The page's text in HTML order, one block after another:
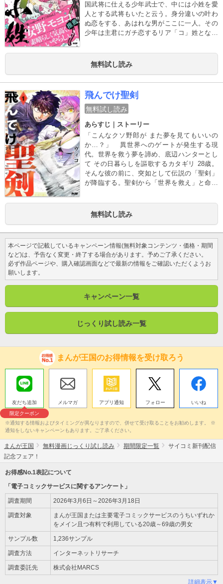
国武将に仕える少年武士で、中には小姓を愛
人とする武将もいたと云う。身分違いの叶わ
ぬ恋をする、あはれな男がここに一人。その
少年は主君にガチ恋するリア「コ」姓となっ
絶賛。鬼才・羽山まなぶ、衝撃のデビュー
作！
無料試し読み
飛んでけ聖剣
無料試し読み
あらすじ｜ストーリー
「こんなクソ野郎が また夢を見てもいいの
か…？」 異世界へのゲートが発生する現
代。世界を救う夢を諦め、底辺ハンターとし
て その日暮らしを謳歌するカタギリ 28歳。
そんな彼の前に、突如として伝説の「聖剣」
が降臨する。聖剣から「世界を救え」と命じ
体絶命の危機に陥り、ついに聖剣を――！？
ＦからＳＳＳ級へ！成り上がり超絶アクショ
ン 開幕の第１巻！
無料試し読み
本ページで記載しているキャンペーン情報(無料対象コンテンツ・価格・期間
など)は、予告なく変更・終了する場合があります。予めご了承ください。
必ず作品ページや、購入確認画面などで最新の情報をご確認いただくようお
願いします。
キャンペーン一覧
じっくり試し読み一覧
まんが王国のお得情報を受け取ろう
友だち追加
限定クーポン
メルマガ アプリ通知 フォロー いいね
※通知する情報およびタイミングが異なりますので、併せて受け取ることをお勧めします。 ※
通知をしないキャンペーンもあります。ご了承ください。
まんが王国 無料漫画じっくり試し読み 期間限定一覧
サイコミ新刊配信
記念フェア！
お得感No.1表記について
「電子コミックサービスに関するアンケート」
調査期間 2026年3月6日～2026年3月18日
調査対象
まんが王国または主要電子コミックサービスのうちいずれか
をメイン且つ有料で利用している20歳～69歳の男女
サンプル数 1,236サンプル
調査方法 インターネットリサーチ
調査委託先 株式会社MARCS
詳細表示▼